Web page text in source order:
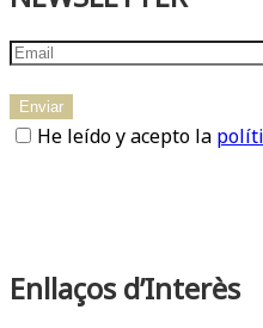
He leído y acepto la
Enllaços d’Interès